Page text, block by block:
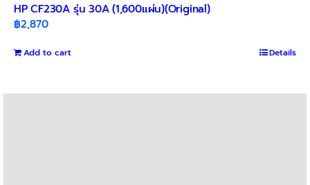
HP CF230A รุ่น 30A (1,600แผ่น)(Original)
฿2,870
Add to cart Details